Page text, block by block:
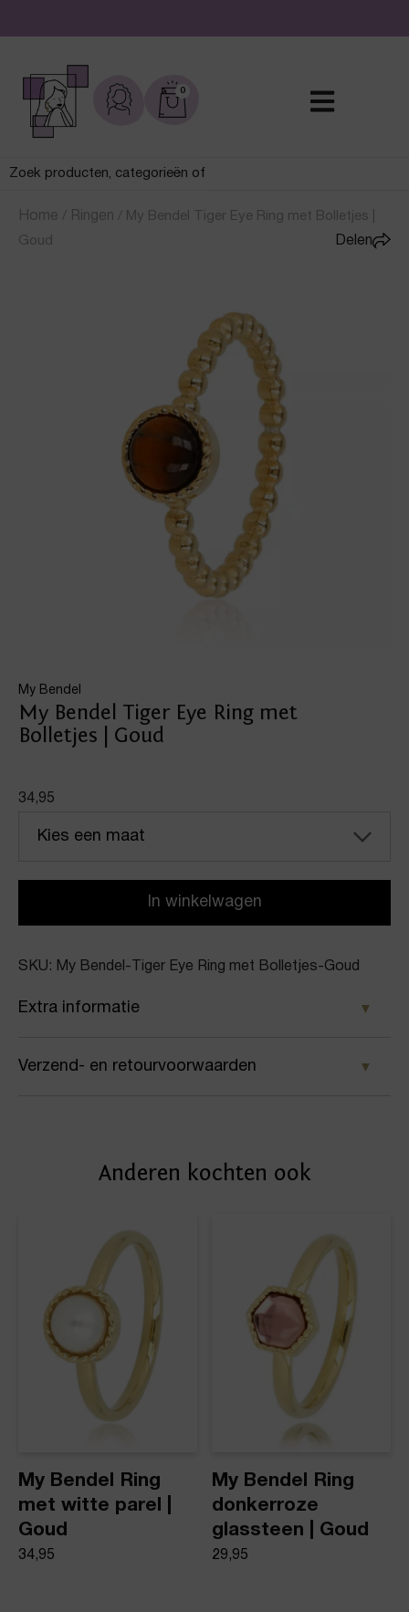
De leukste sieraden online en in de winkel
0
Home / Ringen / My Bendel Tiger Eye Ring met Bolletjes |
Goud
My Bendel
My Bendel Tiger Eye Ring met
Bolletjes | Goud
Delen
34,95
Kies een maat
In winkelwagen
SKU: My Bendel-Tiger Eye Ring met Bolletjes-Goud
Extra informatie
Kleur
Product stijl
Ringen
Verzend- en retourvoorwaarden
afleveradres. Voor geplaatste bestellingen geldt bij
Anderen kochten ook
My Bendel Ring
met witte parel |
Goud
34,95
My Bendel Ring
donkerroze
glassteen | Goud
29,95